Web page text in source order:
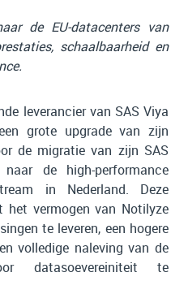
de EU-datacenters van
schaalbaarheid en
leverancier van SAS Viya
grote upgrade van zijn
de migratie van zijn SAS
de high-performance
in Nederland. Deze
het vermogen van Notilyze
te leveren, een hogere
volledige naleving van de
datasoevereiniteit te